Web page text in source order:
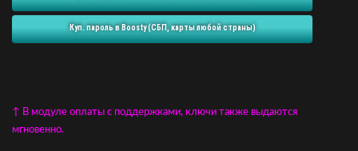
Куп. пароль в Boosty (СБП, карты любой страны)
↑ В модуле оплаты с поддержками, ключи также выдаются
мгновенно.